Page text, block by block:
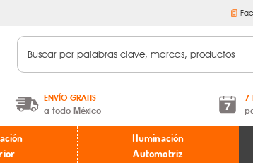
ENVÍO GRATIS
a todo México
A partir de $599 MXN.
* Aplican restricciones
7
Iluminación
Automotriz